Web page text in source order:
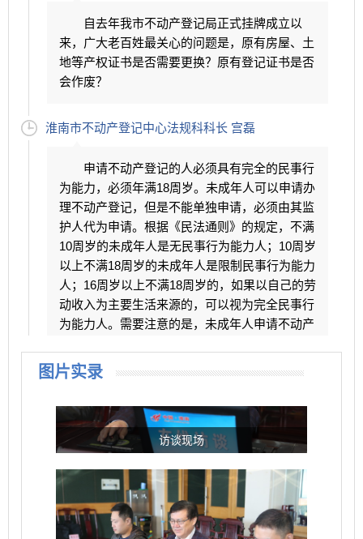
集体土地及农村集体土地上的不动产权属纠纷调处工作，
统一管理不动产登记档案等。
自去年我市不动产登记局正式挂牌成立以
来，广大老百姓最关心的问题是，原有房屋、土
地等产权证书是否需要更换？原有登记证书是否
会作废？
淮南市不动产登记中心法规科科长 宫磊
申请不动产登记的人必须具有完全的民事行
为能力，必须年满18周岁。未成年人可以申请办
理不动产登记，但是不能单独申请，必须由其监
护人代为申请。根据《民法通则》的规定，不满
10周岁的未成年人是无民事行为能力人；10周岁
以上不满18周岁的未成年人是限制民事行为能力
人；16周岁以上不满18周岁的，如果以自己的劳
动收入为主要生活来源的，可以视为完全民事行
为能力人。需要注意的是，未成年人申请不动产
请，并提交父或母的身份证明材料。如果未成年
人的父母已经死亡或者没有监护能力，应提供其
者经未成年人的父或母所在单位或者未成年人住
所地的居民委员会、村民委员会同意的监护人的
主持人
图片实录
访谈现场